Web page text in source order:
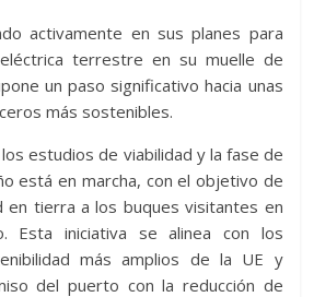
activamente en sus planes para
terrestre en su muelle de
un paso significativo hacia unas
más sostenibles.
estudios de viabilidad y la fase de
está en marcha, con el objetivo de
en tierra a los buques visitantes en
Esta iniciativa se alinea con los
más amplios de la UE y
del puerto con la reducción de